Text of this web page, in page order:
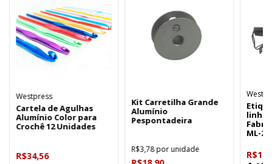
Westpress
Cartela de Agulhas
Alumínio Color para
Crochê 12 Unidades
R$34,56
Kit Carretilha Grande
Alumínio
Pespontadeira
R$3,78por unidade
ML-